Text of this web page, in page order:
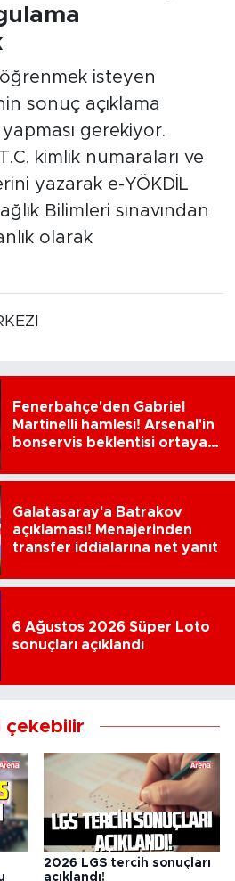
öğrenmek isteyen
sonuç açıklama
gerekiyor.
kimlik numaraları ve
yazarak e-YÖKDİL
Bilimleri sınavından
olarak
Fenerbahçe'den Gabriel
Martinelli hamlesi! Arsenal'in
bonservis beklentisi ortaya
Galatasaray'a Batrakov
açıklaması! Menajerinden
transfer iddialarına net yanıt
6 Ağustos 2026 Süper Loto
sonuçları açıklandı
çekebilir
2026 LGS tercih sonuçları
açıklandı!